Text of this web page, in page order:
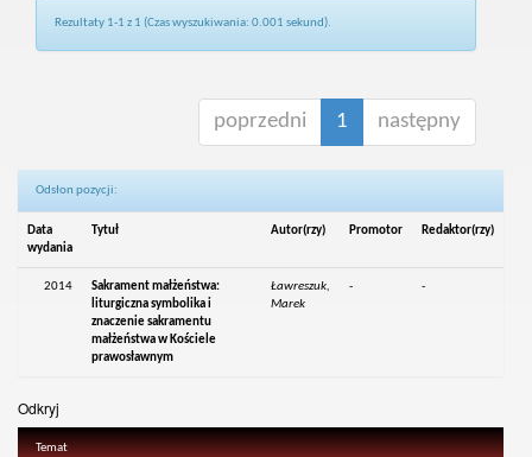
Rezultaty 1-1 z 1 (Czas wyszukiwania: 0.001 sekund).
poprzedni 1 następny
Odsłon pozycji:
Data
wydania
Tytuł Autor(rzy) Promotor Redaktor(rzy)
2014
Sakrament małżeństwa:
liturgiczna symbolika i
znaczenie sakramentu
małżeństwa w Kościele
prawosławnym
Ławreszuk,
Marek
- -
Odkryj
Temat